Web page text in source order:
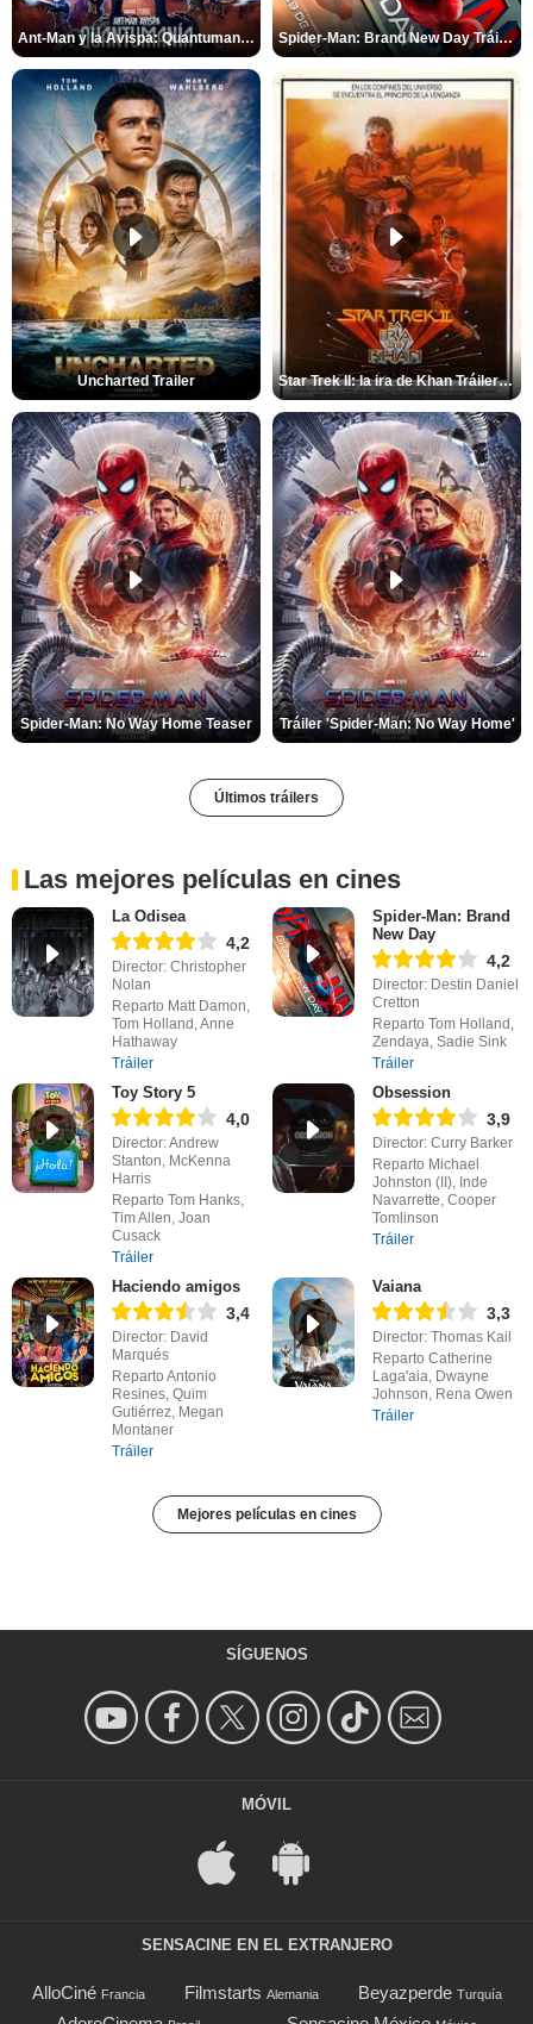
Ant-Man y la Avispa: Quantumanía Tráiler (2) Spider-Man: Brand New Day Tráiler (3)
Uncharted Trailer Star Trek II: la ira de Khan Tráiler VO
Spider-Man: No Way Home Teaser Tráiler 'Spider-Man: No Way Home'
Últimos tráilers
Las mejores películas en cines
La Odisea
4,2
Director: Christopher
Nolan
Reparto Matt Damon,
Tom Holland, Anne
Hathaway
Tráiler
Spider-Man: Brand
New Day
4,2
Director: Destin Daniel
Cretton
Reparto Tom Holland,
Zendaya, Sadie Sink
Tráiler
Toy Story 5
4,0
Director: Andrew
Stanton, McKenna
Harris
Reparto Tom Hanks,
Tim Allen, Joan
Cusack
Tráiler
Obsession
3,9
Director: Curry Barker
Reparto Michael
Johnston (II), Inde
Navarrette, Cooper
Tomlinson
Tráiler
Haciendo amigos
3,4
Director: David
Marqués
Reparto Antonio
Resines, Quim
Gutiérrez, Megan
Montaner
Tráiler
Vaiana
3,3
Director: Thomas Kail
Reparto Catherine
Laga'aia, Dwayne
Johnson, Rena Owen
Tráiler
Mejores películas en cines
SÍGUENOS
MÓVIL
SENSACINE EN EL EXTRANJERO
AlloCiné Francia Filmstarts Alemania Beyazperde Turquía